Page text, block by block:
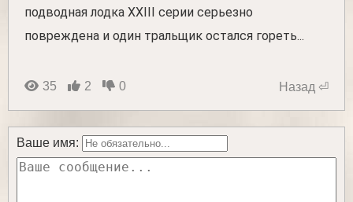
подводная лодка XXIII серии серьезно
повреждена и один тральщик остался гореть...
35 2 0 Назад ⏎
Ваше имя: